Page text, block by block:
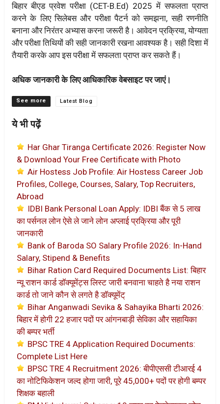
बिहार बीएड प्रवेश परीक्षा (CET-B.Ed) 2025 में सफलता प्राप्त
करने के लिए सिलेबस और परीक्षा पैटर्न को समझना, सही रणनीति
बनाना और निरंतर अभ्यास करना जरूरी है। आवेदन प्रक्रिया, योग्यता
और परीक्षा तिथियों की सही जानकारी रखना आवश्यक है। सही दिशा में
तैयारी करके आप इस परीक्षा में सफलता प्राप्त कर सकते हैं।
अधिक जानकारी के लिए आधिकारिक वेबसाइट पर जाएं।
Categories Latest Blog
ये भी पढ़ें
Har Ghar Tiranga Certificate 2026: Register Now
& Download Your Free Certificate with Photo
Air Hostess Job Profile: Air Hostess Career Job
Profiles, College, Courses, Salary, Top Recruiters,
Abroad
IDBI Bank Personal Loan Apply: IDBI बैंक से 5 लाख
का पर्सनल लोन ऐसे ले जाने लोन अप्लाई प्रक्रिया और पूरी
जानकारी
Bank of Baroda SO Salary Profile 2026: In-Hand
Salary, Stipend & Benefits
Bihar Ration Card Required Documents List: बिहार
न्यू राशन कार्ड डॉक्यूमेंट्स लिस्ट जारी बनवाना चाहते है नया राशन
कार्ड तो जाने कौन से लगते है डॉक्यूमेंट्
Bihar Anganwadi Sevika & Sahayika Bharti 2026:
बिहार में होगी 22 हजार पदों पर आंगनबाड़ी सेविका और सहायिका
की बम्पर भर्ती
BPSC TRE 4 Application Required Documents:
Complete List Here
BPSC TRE 4 Recruitment 2026: बीपीएससी टीआरई 4
का नोटिफिकेशन जल्द होगा जारी, पूरे 45,000+ पदों पर होगी बम्पर
शिक्षक बहाली